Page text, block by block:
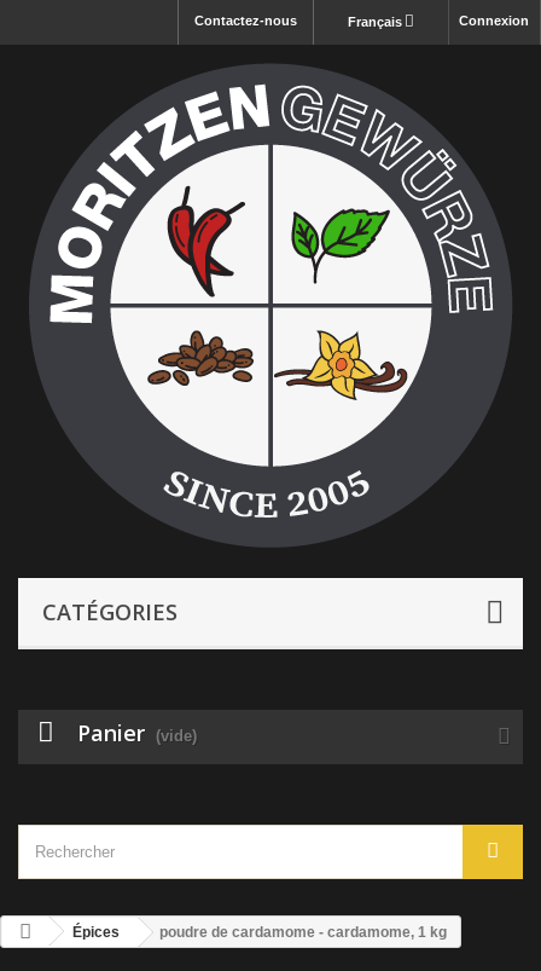
Connexion
Français
Contactez-nous
CATÉGORIES
Panier (vide)
Épices poudre de cardamome - cardamome, 1 kg